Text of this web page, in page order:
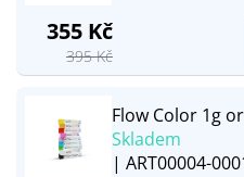
355 Kč
395 Kč
Flow Color 1g
Skladem
| ART00004-